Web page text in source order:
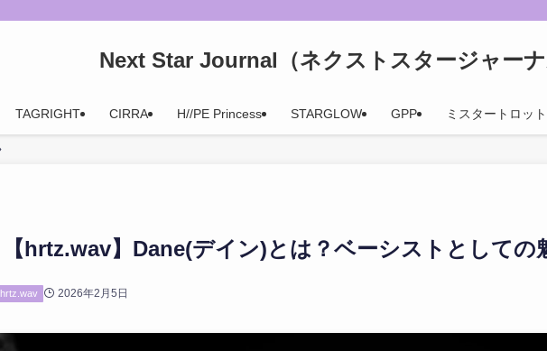
Next Star Journal（ネクストスタージャーナ
TAGRIGHT CIRRA H//PE Princess STARGLOW GPP ミスタートロッ
【hrtz.wav】Dane(デイン)とは？ベーシストとしての
hrtz.wav 2026年2月5日